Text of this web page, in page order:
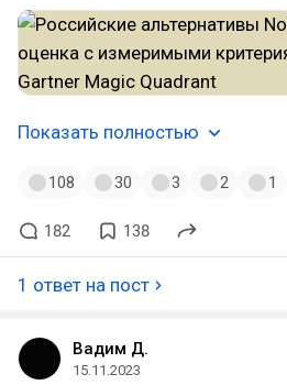
Показать полностью
108 30 3 2 1
182 138
1 ответ на пост
Вадим Д.
15.11.2023